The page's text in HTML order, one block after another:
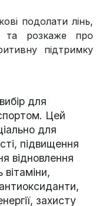
подолати лінь,
та розкаже про
підтримку
для
Цей
для
підвищення
відновлення
захисту